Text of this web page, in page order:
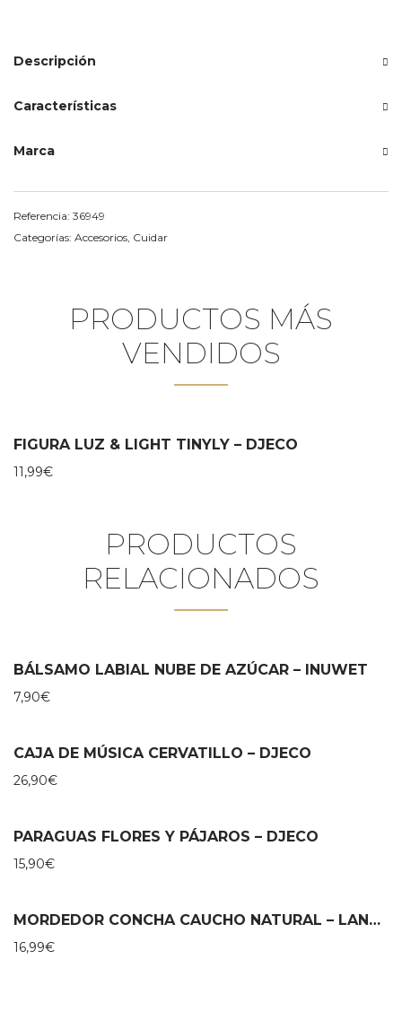
Descripción
Características
Marca
Referencia: 36949
Categorías: Accesorios Cuidar
PRODUCTOS MÁS
VENDIDOS
FIGURA LUZ & LIGHT TINYLY – DJECO
11,99€
PRODUCTOS
RELACIONADOS
BÁLSAMO LABIAL NUBE DE AZÚCAR – INUWET
7,90€
CAJA DE MÚSICA CERVATILLO – DJECO
26,90€
PARAGUAS FLORES Y PÁJAROS – DJECO
15,90€
MORDEDOR CONCHA CAUCHO NATURAL – LANCO
16,99€